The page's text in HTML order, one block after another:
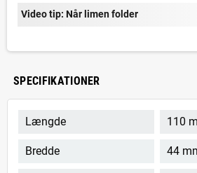
Video tip: Når limen folder
SPECIFIKATIONER
Længde 110
Bredde 44